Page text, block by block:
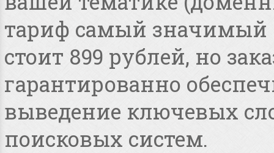
тариф самый значимый
стоит 899 рублей, но
гарантированно
выведение ключевых
поисковых систем.